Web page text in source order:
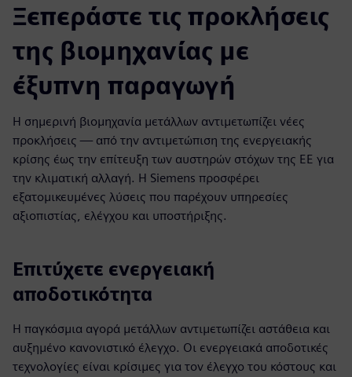
Ξεπεράστε τις προκλήσεις
της βιομηχανίας με
έξυπνη παραγωγή
Η σημερινή βιομηχανία μετάλλων αντιμετωπίζει νέες
προκλήσεις — από την αντιμετώπιση της ενεργειακής
κρίσης έως την επίτευξη των αυστηρών στόχων της ΕΕ για
την κλιματική αλλαγή. Η Siemens προσφέρει
εξατομικευμένες λύσεις που παρέχουν υπηρεσίες
αξιοπιστίας, ελέγχου και υποστήριξης.
Επιτύχετε ενεργειακή
αποδοτικότητα
Η παγκόσμια αγορά μετάλλων αντιμετωπίζει αστάθεια και
αυξημένο κανονιστικό έλεγχο. Οι ενεργειακά αποδοτικές
τεχνολογίες είναι κρίσιμες για τον έλεγχο του κόστους και